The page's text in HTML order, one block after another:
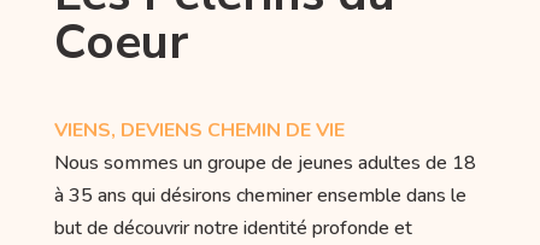
Coeur
VIENS, DEVIENS CHEMIN DE VIE
Nous sommes un groupe de jeunes adultes de 18
à 35 ans qui désirons cheminer ensemble dans le
but de découvrir notre identité profonde et